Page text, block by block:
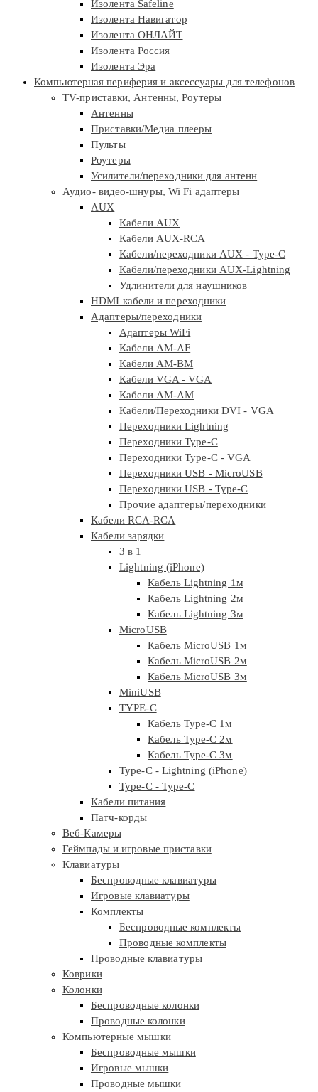
Изолента Safeline
Изолента Навигатор
Изолента ОНЛАЙТ
Изолента Россия
Изолента Эра
Компьютерная периферия и аксессуары для телефонов
TV-приставки, Антенны, Роутеры
Антенны
Приставки/Медиа плееры
Пульты
Роутеры
Усилители/переходники для антенн
Аудио- видео-шнуры, Wi Fi адаптеры
AUX
Кабели AUX
Кабели AUX-RCA
Кабели/переходники AUX - Type-C
Кабели/переходники AUX-Lightning
Удлинители для наушников
HDMI кабели и переходники
Адаптеры/переходники
Адаптеры WiFi
Кабели AM-AF
Кабели AM-BM
Кабели VGA - VGA
Кабели АМ-АМ
Кабели/Переходники DVI - VGA
Переходники Lightning
Переходники Type-C
Переходники Type-C - VGA
Переходники USB - MicroUSB
Переходники USB - Type-C
Прочие адаптеры/переходники
Кабели RCA-RCA
Кабели зарядки
3 в 1
Lightning (iPhone)
Кабель Lightning 1м
Кабель Lightning 2м
Кабель Lightning 3м
MicroUSB
Кабель MicroUSB 1м
Кабель MicroUSB 2м
Кабель MicroUSB 3м
MiniUSB
TYPE-C
Кабель Type-C 1м
Кабель Type-C 2м
Кабель Type-C 3м
Type-C - Lightning (iPhone)
Type-C - Type-C
Кабели питания
Патч-корды
Веб-Камеры
Геймпады и игровые приставки
Клавиатуры
Беспроводные клавиатуры
Игровые клавиатуры
Комплекты
Беспроводные комплекты
Проводные комплекты
Проводные клавиатуры
Коврики
Колонки
Беспроводные колонки
Проводные колонки
Компьютерные мышки
Беспроводные мышки
Игровые мышки
Проводные мышки